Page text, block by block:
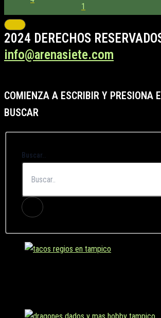
1
2024 DERECHOS
info@arenasiete.com
COMIENZA A ESCRIBIR Y PRESIONA
BUSCAR
Buscar..